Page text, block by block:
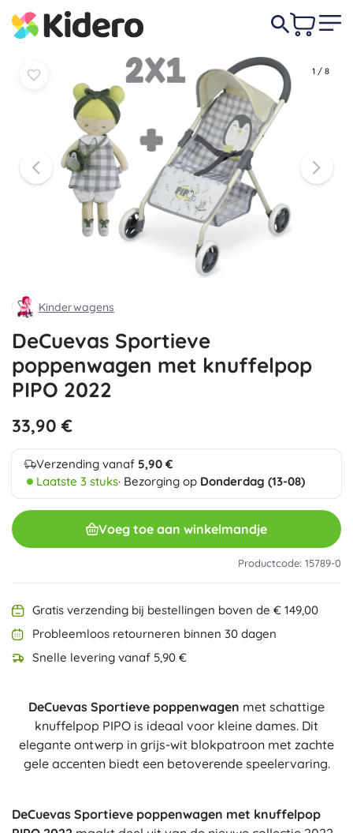
1 / 8
Kinderwagens
DeCuevas Sportieve
poppenwagen met knuffelpop
PIPO 2022
33,90 €
Verzending vanaf 5,90 €
Laatste 3 stuks· Bezorging op Donderdag (13-08)
Voeg toe aan winkelmandje
Productcode: 15789-0
Gratis verzending bij bestellingen boven de € 149,00
Probleemloos retourneren binnen 30 dagen
Snelle levering vanaf 5,90 €
DeCuevas Sportieve poppenwagen met schattige
knuffelpop PIPO is ideaal voor kleine dames. Dit
elegante ontwerp in grijs-wit blokpatroon met zachte
gele accenten biedt een betoverende speelervaring.
DeCuevas Sportieve poppenwagen met knuffelpop
33,90 €
In